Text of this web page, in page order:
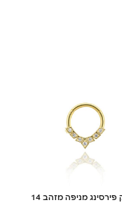
חישוק פירסינג מניפה מזהב 14